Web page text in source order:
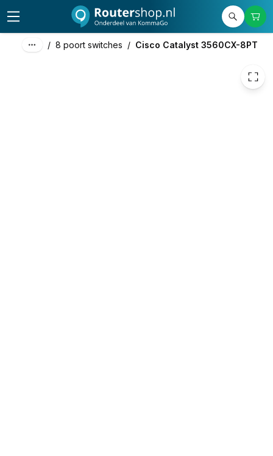
/ 8 poort switches / Cisco Catalyst 3560CX-8PT
1.683,88 excl. btw
2.037,49 incl. btw